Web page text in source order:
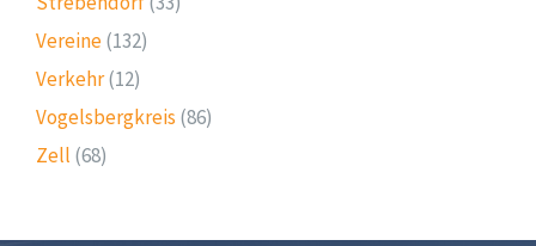
Vereine(132)
Verkehr(12)
Vogelsbergkreis (86)
Zell (68)